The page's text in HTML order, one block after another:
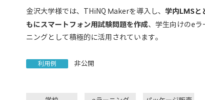
金沢大学様では、THiNQ Makerを導入し、 学内LMSと
もにスマートフォン用試験問題を作成、学生向けのeラ
ニングとして積極的に活用されています。
利用例 非公開